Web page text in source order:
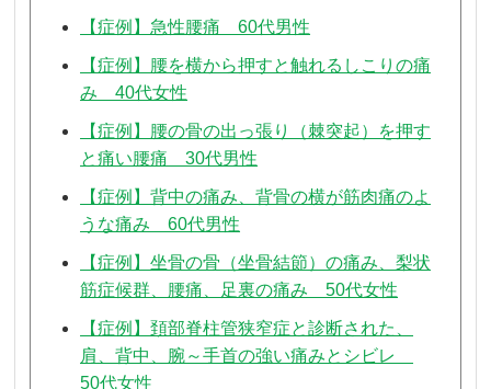
【症例】急性腰痛 60代男性
【症例】腰を横から押すと触れるしこりの痛
み 40代女性
【症例】腰の骨の出っ張り（棘突起）を押す
と痛い腰痛 30代男性
【症例】背中の痛み、背骨の横が筋肉痛のよ
うな痛み 60代男性
【症例】坐骨の骨（坐骨結節）の痛み、梨状
筋症候群、腰痛、足裏の痛み 50代女性
【症例】頚部脊柱管狭窄症と診断された、
肩、背中、腕～手首の強い痛みとシビレ
50代女性